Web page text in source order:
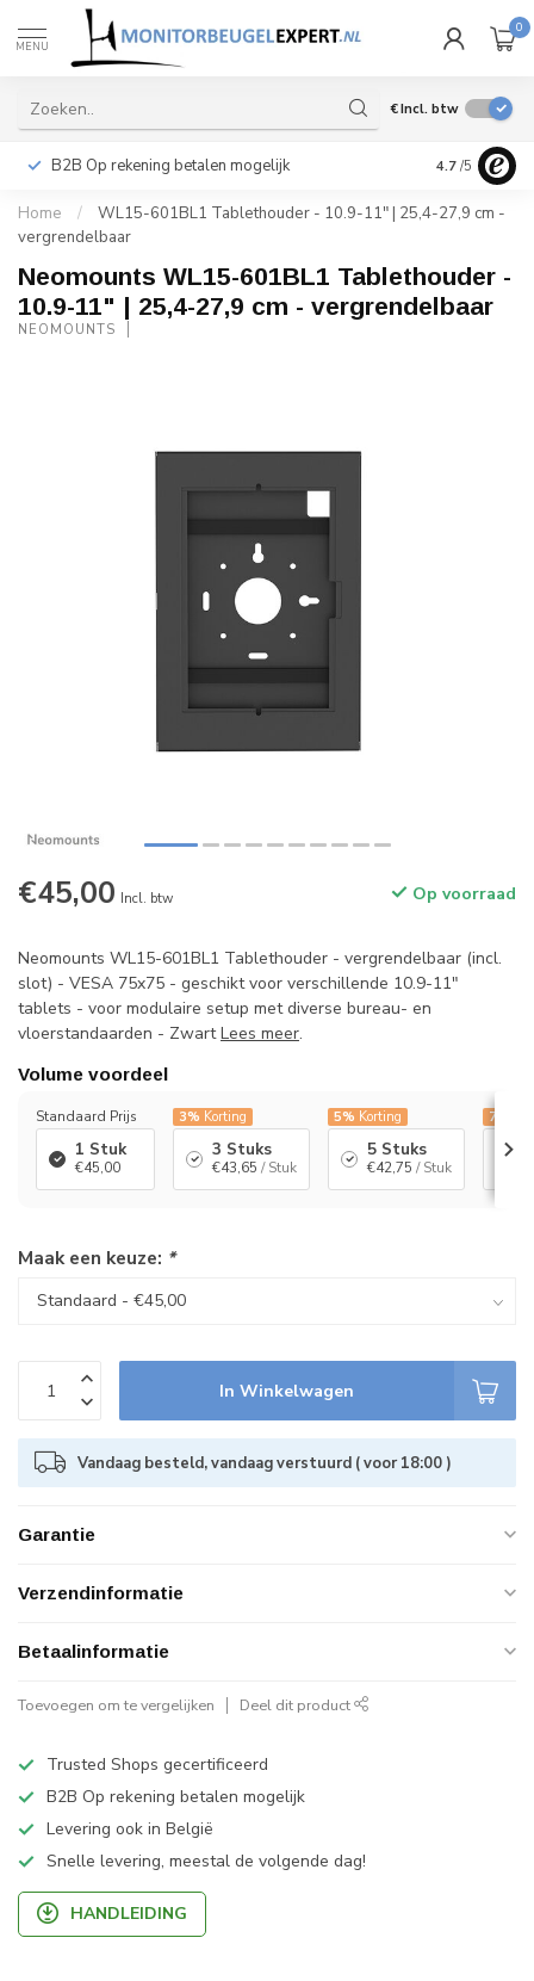
MENU
0
€Incl. btw
B2B Op rekening betalen mogelijk Levering
4.7 /5
Home /
WL15-601BL1 Tablethouder - 10.9-11" | 25,4-27,9 cm -
vergrendelbaar
Neomounts WL15-601BL1 Tablethouder -
10.9-11" | 25,4-27,9 cm - vergrendelbaar
NEOMOUNTS
€45,00 Incl. btw Op voorraad
Neomounts WL15-601BL1 Tablethouder - vergrendelbaar (incl.
slot) - VESA 75x75 - geschikt voor verschillende 10.9-11"
tablets - voor modulaire setup met diverse bureau- en
vloerstandaarden - ZwartLees meer.
Volume voordeel
Standaard Prijs
1 Stuk
€45,00
3% Korting
3 Stuks
€43,65 / Stuk
5% Korting
5 Stuks
€42,75 / Stuk
7%
Maak een keuze: *
In Winkelwagen
Vandaag besteld, vandaag verstuurd ( voor 18:00 )
Garantie
Verzendinformatie
Betaalinformatie
Toevoegen om te vergelijken Deel dit product
Trusted Shops gecertificeerd
B2B Op rekening betalen mogelijk
Levering ook in België
Snelle levering, meestal de volgende dag!
HANDLEIDING